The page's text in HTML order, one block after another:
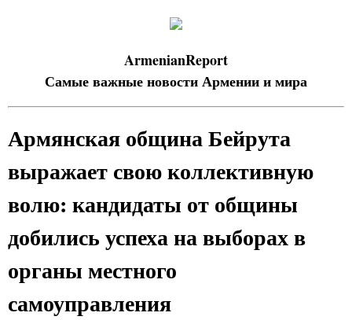
ArmenianReport
Самые важные новости Армении и мира
Армянская община Бейрута
выражает свою коллективную
волю: кандидаты от общины
добились успеха на выборах в
органы местного
самоуправления